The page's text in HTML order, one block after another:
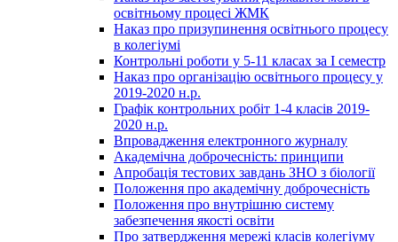
освітньому процесі ЖМК
Наказ про призупинення освітнього процесу
в колегіумі
Контрольні роботи у 5-11 класах за І семестр
Наказ про організацію освітнього процесу у
2019-2020 н.р.
Графік контрольних робіт 1-4 класів 2019-
2020 н.р.
Впровадження електронного журналу
Академічна доброчесність: принципи
Апробація тестових завдань ЗНО з біології
Положення про академічну доброчесність
Положення про внутрішню систему
забезпечення якості освіти
Про затвердження мережі класів колегіуму